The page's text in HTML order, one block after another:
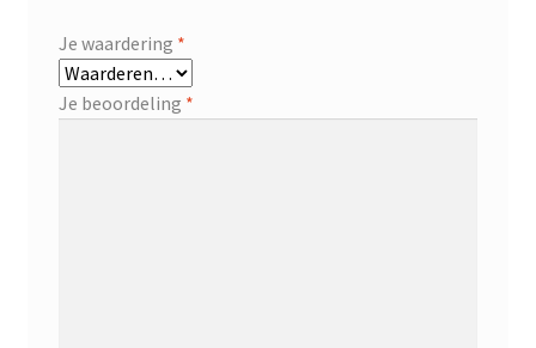
Je waardering *
Je beoordeling *